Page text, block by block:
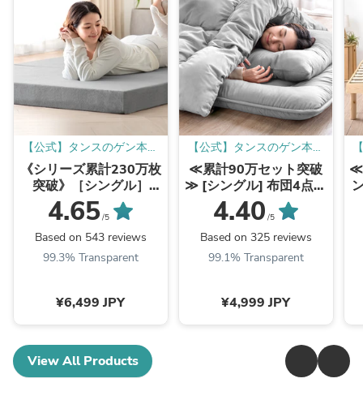
【公式】タンスのゲン本店
- 家具・インテリアのネッ
ト通販
《シリーズ累計230万枚
突破》［シングル］
「純」高反発(R) マット
レス 3つ折りタイプ 厚
み10cm 全部洗える 折
りたたみ エコテックス
三つ折り 高反発マット
4.65/5
Based on 543 reviews
99.3% Transparent
¥6,499 JPY
【公式】タンスのゲン本店
- 家具・インテリアのネッ
ト通販
≪累計90万セット突破
≫ [シングル] 布団4点セ
ット 固綿入り 増量
1.5kg 洗える 抗菌 防臭
防カビ 〔61140237〕
4.40 /5
Based on 325 reviews
99.1% Transparent
¥4,999 JPY
-
≪
View All Products